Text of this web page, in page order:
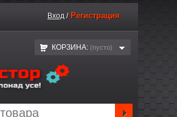
Вход / Регистрация
КОРЗИНА: (пустo)